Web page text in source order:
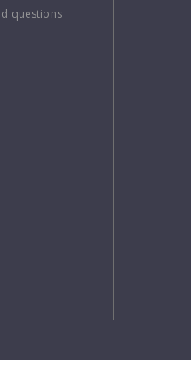
questions